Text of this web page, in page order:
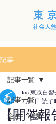
東
社会人
記事
記事一覧
企画・制度
記事一覧
【開催
tss 東京自習
7月7日 読了